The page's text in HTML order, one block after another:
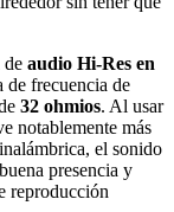
de audio Hi-Res en
de frecuencia de
32 ohmios. Al usar
notablemente más
el sonido
presencia y
reproducción